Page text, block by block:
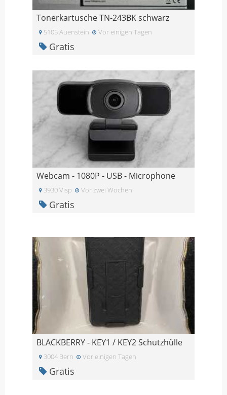
Tonerkartusche TN-243BK schwarz
5105 Auenstein Vor einigen Tagen
Gratis
Webcam - 1080P - USB - Microphone
3930 Visp Vor zwei Wochen
Gratis
BLACKBERRY - KEY1 / KEY2 Schutzhülle
3004 Bern Vor einigen Tagen
Gratis